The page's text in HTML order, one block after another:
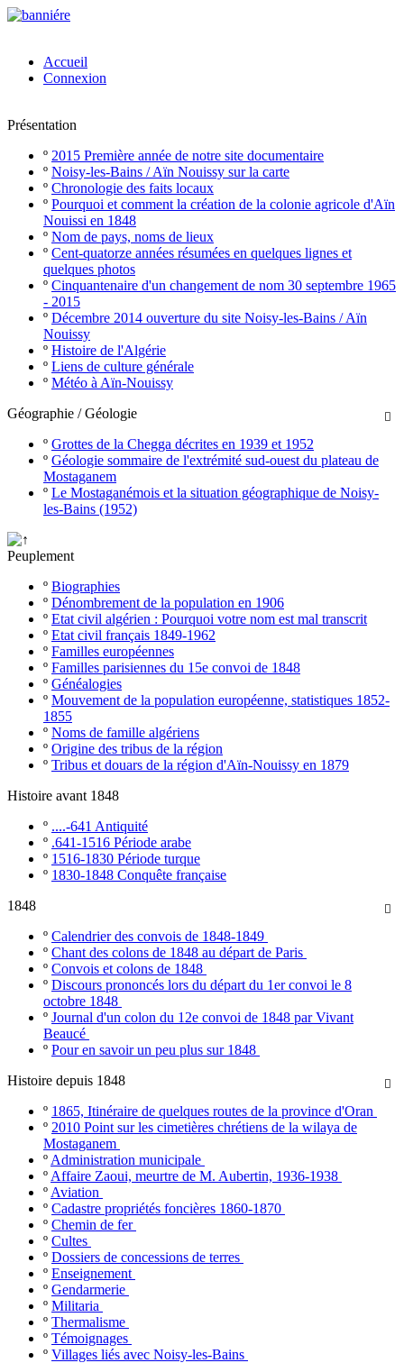
Accueil
Connexion
Présentation
º 2015 Première année de notre site documentaire
º Noisy-les-Bains / Aïn Nouissy sur la carte
º Chronologie des faits locaux
º Pourquoi et comment la création de la colonie agricole d'Aïn
Nouissi en 1848
º Nom de pays, noms de lieux
º Cent-quatorze années résumées en quelques lignes et
quelques photos
º Cinquantenaire d'un changement de nom 30 septembre 1965
- 2015
º Décembre 2014 ouverture du site Noisy-les-Bains / Aïn
Nouissy
º Histoire de l'Algérie
º Liens de culture générale
º Météo à Aïn-Nouissy

Géographie / Géologie
º Grottes de la Chegga décrites en 1939 et 1952
º Géologie sommaire de l'extrémité sud-ouest du plateau de
Mostaganem
º Le Mostaganémois et la situation géographique de Noisy-
les-Bains (1952)
Peuplement
º Biographies
º Dénombrement de la population en 1906
º Etat civil algérien : Pourquoi votre nom est mal transcrit
º Etat civil français 1849-1962
º Familles européennes
º Familles parisiennes du 15e convoi de 1848
º Généalogies
º Mouvement de la population européenne, statistiques 1852-
1855
º Noms de famille algériens
º Origine des tribus de la région
º Tribus et douars de la région d'Aïn-Nouissy en 1879
Histoire avant 1848
º ....-641 Antiquité
º .641-1516 Période arabe
º 1516-1830 Période turque
º 1830-1848 Conquête française

1848
º Calendrier des convois de 1848-1849
º Chant des colons de 1848 au départ de Paris
º Convois et colons de 1848
º Discours prononcés lors du départ du 1er convoi le 8
octobre 1848
º Journal d'un colon du 12e convoi de 1848 par Vivant
Beaucé
º Pour en savoir un peu plus sur 1848

Histoire depuis 1848
º 1865, Itinéraire de quelques routes de la province d'Oran
º 2010 Point sur les cimetières chrétiens de la wilaya de
Mostaganem
º Administration municipale
º Affaire Zaoui, meurtre de M. Aubertin, 1936-1938
º Aviation
º Cadastre propriétés foncières 1860-1870
º Chemin de fer
º Cultes
º Dossiers de concessions de terres
º Enseignement
º Gendarmerie
º Militaria
º Thermalisme
º Témoignages
º Villages liés avec Noisy-les-Bains